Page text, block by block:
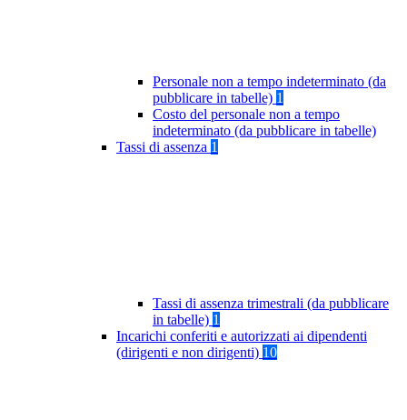
Personale non a tempo indeterminato (da
pubblicare in tabelle) 1
Costo del personale non a tempo
indeterminato (da pubblicare in tabelle)
Tassi di assenza 1
Tassi di assenza trimestrali (da pubblicare
in tabelle) 1
Incarichi conferiti e autorizzati ai dipendenti
(dirigenti e non dirigenti) 10